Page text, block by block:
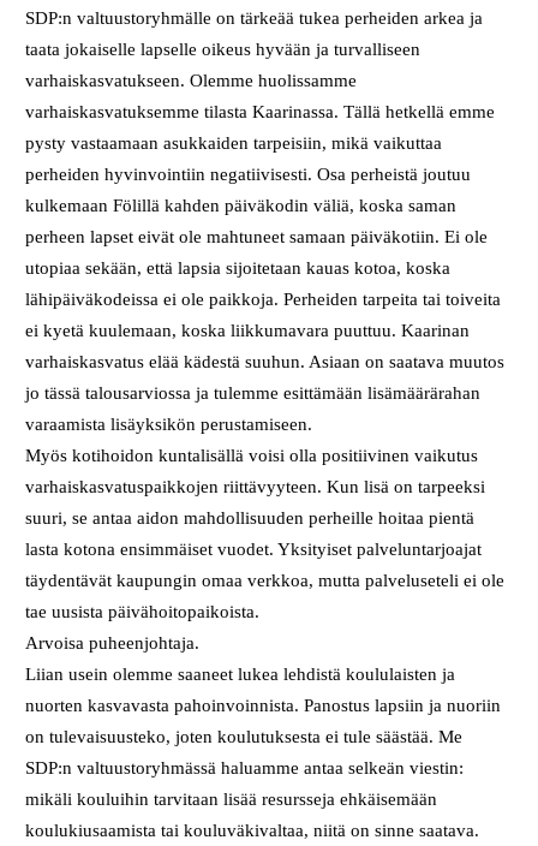
SDP:n valtuustoryhmälle on tärkeää tukea perheiden arkea ja
taata jokaiselle lapselle oikeus hyvään ja turvalliseen
varhaiskasvatukseen. Olemme huolissamme
varhaiskasvatuksemme tilasta Kaarinassa. Tällä hetkellä emme
pysty vastaamaan asukkaiden tarpeisiin, mikä vaikuttaa
perheiden hyvinvointiin negatiivisesti. Osa perheistä joutuu
kulkemaan Fölillä kahden päiväkodin väliä, koska saman
perheen lapset eivät ole mahtuneet samaan päiväkotiin. Ei ole
utopiaa sekään, että lapsia sijoitetaan kauas kotoa, koska
lähipäiväkodeissa ei ole paikkoja. Perheiden tarpeita tai toiveita
ei kyetä kuulemaan, koska liikkumavara puuttuu. Kaarinan
varhaiskasvatus elää kädestä suuhun. Asiaan on saatava muutos
jo tässä talousarviossa ja tulemme esittämään lisämäärärahan
varaamista lisäyksikön perustamiseen.
Myös kotihoidon kuntalisällä voisi olla positiivinen vaikutus
varhaiskasvatuspaikkojen riittävyyteen. Kun lisä on tarpeeksi
suuri, se antaa aidon mahdollisuuden perheille hoitaa pientä
lasta kotona ensimmäiset vuodet. Yksityiset palveluntarjoajat
täydentävät kaupungin omaa verkkoa, mutta palveluseteli ei ole
tae uusista päivähoitopaikoista.
Arvoisa puheenjohtaja.
Liian usein olemme saaneet lukea lehdistä koululaisten ja
nuorten kasvavasta pahoinvoinnista. Panostus lapsiin ja nuoriin
on tulevaisuusteko, joten koulutuksesta ei tule säästää. Me
SDP:n valtuustoryhmässä haluamme antaa selkeän viestin:
mikäli kouluihin tarvitaan lisää resursseja ehkäisemään
koulukiusaamista tai kouluväkivaltaa, niitä on sinne saatava.